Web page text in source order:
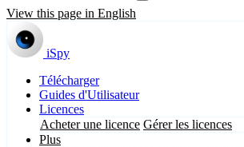
View this page in English
iSpy
Télécharger
Guides d'Utilisateur
Licences
Acheter une licence Gérer les licences
Plus